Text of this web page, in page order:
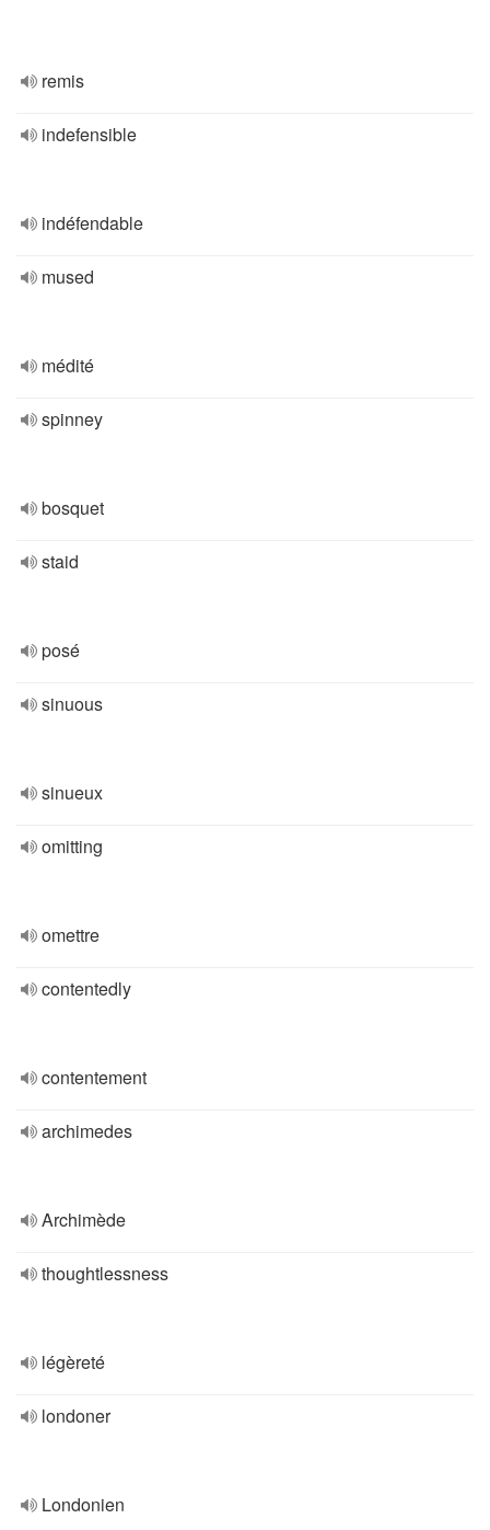
remis
indefensible
indéfendable
mused
médité
spinney
bosquet
staid
posé
sinuous
sinueux
omitting
omettre
contentedly
contentement
archimedes
Archimède
thoughtlessness
légèreté
londoner
Londonien